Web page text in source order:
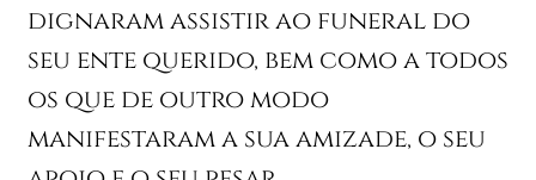
dignaram assistir ao funeral do
seu ente querido, bem como a todos
os que de outro modo
manifestaram a sua amizade, o seu